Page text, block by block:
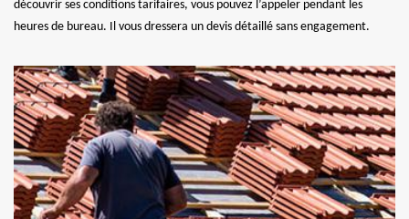
découvrir ses conditions tarifaires, vous pouvez l’appeler pendant les
heures de bureau. Il vous dressera un devis détaillé sans engagement.